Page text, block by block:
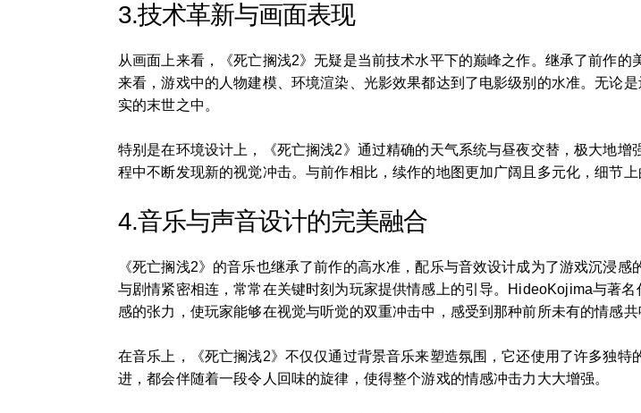
3.技术革新与画面表现
从画面上来看，《死亡搁浅2》无疑是当前技术水平下的巅峰之作。继承了前作
来看，游戏中的人物建模、环境渲染、光影效果都达到了电影级别的水准。无论
实的末世之中。
特别是在环境设计上，《死亡搁浅2》通过精确的天气系统与昼夜交替，极大地
程中不断发现新的视觉冲击。与前作相比，续作的地图更加广阔且多元化，细节
4.音乐与声音设计的完美融合
《死亡搁浅2》的音乐也继承了前作的高水准，配乐与音效设计成为了游戏沉浸
与剧情紧密相连，常常在关键时刻为玩家提供情感上的引导。HideoKojima与著
感的张力，使玩家能够在视觉与听觉的双重冲击中，感受到那种前所未有的情感共
在音乐上，《死亡搁浅2》不仅仅通过背景音乐来塑造氛围，它还使用了许多独特
进，都会伴随着一段令人回味的旋律，使得整个游戏的情感冲击力大大增强。